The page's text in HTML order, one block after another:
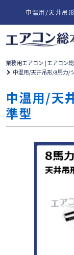
中温用/天井吊
業務用エアコン | エアコン
中温用/天井吊形/8馬力/
中温用/天
準型